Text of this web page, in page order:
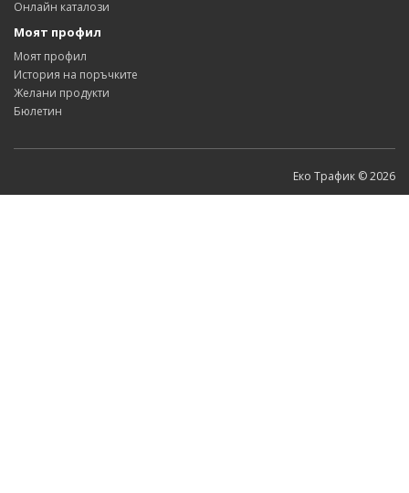
Онлайн каталози
Моят профил
Моят профил
История на поръчките
Желани продукти
Бюлетин
Еко Трафик © 2026